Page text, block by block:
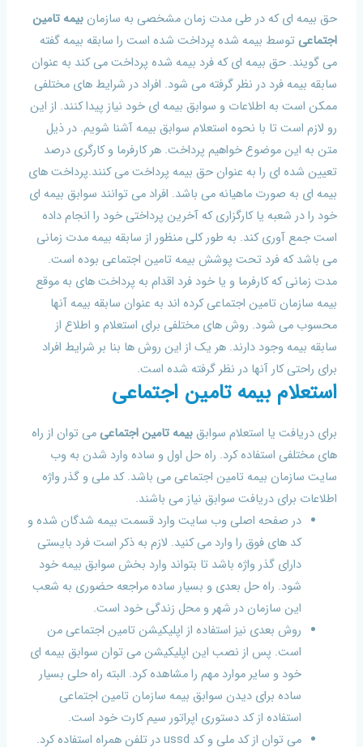
حق بیمه ای که در طی مدت زمان مشخصی به سازمانبیمه تامین
اجتماعی توسط بیمه شده پرداخت شده است را سابقه بیمه گفته
می گویند. حق بیمه ای که فرد بیمه شده پرداخت می کند به عنوان
سابقه بیمه فرد در نظر گرفته می شود. افراد در شرایط های مختلفی
ممکن است به اطلاعات و سوابق بیمه ای خود نیاز پیدا کنند. از این
رو لازم است تا با نحوه استعلام سوابق بیمه آشنا شویم. در ذیل
متن به این موضوع خواهیم پرداخت. هر کارفرما و کارگری درصد
تعیین شده ای را به عنوان حق بیمه پرداخت می کنند.پرداخت های
بیمه ای به صورت ماهیانه می باشد. افراد می توانند سوابق بیمه ای
خود را در شعبه یا کارگزاری که آخرین پرداختی خود را انجام داده
است جمع آوری کند. به طور کلی منظور از سابقه بیمه مدت زمانی
می باشد که فرد تحت پوشش بیمه تامین اجتماعی بوده است.
مدت زمانی که کارفرما و یا خود فرد اقدام به پرداخت های به موقع
بیمه سازمان تامین اجتماعی کرده اند به عنوان سابقه بیمه آنها
محسوب می شود. روش های مختلفی برای استعلام و اطلاع از
سابقه بیمه وجود دارند. هر یک از این روش ها بنا بر شرایط افراد
برای راحتی کار آنها در نظر گرفته شده است.
استعلام بیمه تامین اجتماعی
برای دریافت یا استعلام سوابقبیمه تامین اجتماعیمی توان از راه
های مختلفی استفاده کرد. راه حل اول و ساده وارد شدن به وب
سایت سازمان بیمه تامین اجتماعی می باشد. کد ملی و گذر واژه
اطلاعات برای دریافت سوابق نیاز می باشند.
در صفحه اصلی وب سایت وارد قسمت بیمه شدگان شده و
کد های فوق را وارد می کنید. لازم به ذکر است فرد بایستی
دارای گذر واژه باشد تا بتواند وارد بخش سوابق بیمه خود
شود. راه حل بعدی و بسیار ساده مراجعه حضوری به شعب
این سازمان در شهر و محل زندگی خود است.
روش بعدی نیز استفاده از اپلیکیشن تامین اجتماعی من
است. پس از نصب این اپلیکیشن می توان سوابق بیمه ای
خود و سایر موارد مهم را مشاهده کرد. البته راه حلی بسیار
ساده برای دیدن سوابق بیمه سازمان تامین اجتماعی
استفاده از کد دستوری اپراتور سیم کارت خود است.
می توان از کد ملی و کد ussd در تلفن همراه استفاده کرد.